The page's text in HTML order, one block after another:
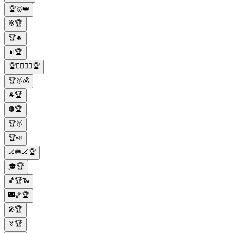
🏆🥇👑
🎯🏆
🏆🔥
📊🏆
🏆🏃‍♀️🏃‍♂️🏆
🏆🥇💰
🐐🏆
🟠🏆
🏆🥇
🏆📣
🏒🥅🏒🏆
🎓🏆
🏀🏆🐍
🌃🏀🏆
🎤🏆
🏅🏆